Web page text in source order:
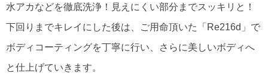
水アカなどを徹底洗浄！見えにくい部分までスッキリと！
下回りまでキレイにした後は、ご用命頂いた「Re216d」で
ボディコーティングを丁寧に行い、さらに美しいボディへ
と仕上げていきます。